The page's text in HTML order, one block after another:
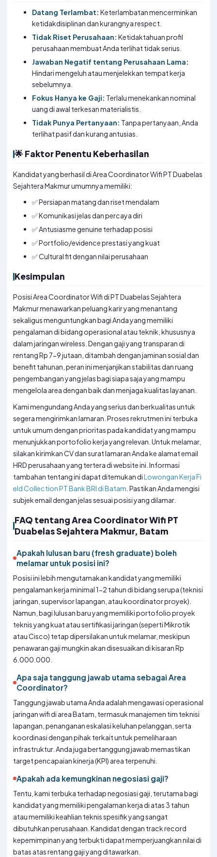
Datang Terlambat: Keterlambatan mencerminkan
ketidakdisiplinan dan kurangnya respect.
Tidak Riset Perusahaan: Ketidaktahuan profil
perusahaan membuat Anda terlihat tidak serius.
Jawaban Negatif tentang Perusahaan Lama:
Hindari mengeluh atau menjelekkan tempat kerja
sebelumnya.
Fokus Hanya ke Gaji: Terlalu menekankan nominal
uang di awal terkesan materialistis.
Tidak Punya Pertanyaan: Tanpa pertanyaan, Anda
terlihat pasif dan kurang antusias.
🌟 Faktor Penentu Keberhasilan
Kandidat yang berhasil di Area Coordinator Wifi PT Duabelas
Sejahtera Makmur umumnya memiliki:
✅ Persiapan matang dan riset mendalam
✅ Komunikasi jelas dan percaya diri
✅ Antusiasme genuine terhadap posisi
✅ Portfolio/evidence prestasi yang kuat
✅ Cultural fit dengan nilai perusahaan
Kesimpulan
Posisi Area Coordinator Wifi di PT Duabelas Sejahtera
Makmur menawarkan peluang karir yang menantang
sekaligus menguntungkan bagi Anda yang memiliki
pengalaman di bidang operasional atau teknik, khususnya
dalam jaringan wireless. Dengan gaji yang transparan di
rentang Rp 7-9 jutaan, ditambah dengan jaminan sosial dan
benefit tahunan, peran ini menjanjikan stabilitas dan ruang
pengembangan yang jelas bagi siapa saja yang mampu
mengelola area dengan baik dan menjaga kualitas layanan.
Kami mengundang Anda yang serius dan berkualitas untuk
segera mengirimkan lamaran. Proses rekrutmen ini terbuka
untuk umum dengan prioritas pada kandidat yang mampu
menunjukkan portofolio kerja yang relevan. Untuk melamar,
silakan kirimkan CV dan surat lamaran Anda ke alamat email
HRD perusahaan yang tertera di website ini. Informasi
tambahan tentang ini dapat ditemukan diLowongan Kerja Fi
eld Collection PT Bank BRI di Batam . Pastikan Anda mengisi
subjek email dengan jelas sesuai posisi yang dilamar.
FAQ tentang Area Coordinator Wifi PT
Duabelas Sejahtera Makmur, Batam
Apakah lulusan baru (fresh graduate) boleh
melamar untuk posisi ini?
Posisi ini lebih mengutamakan kandidat yang memiliki
pengalaman kerja minimal 1-2 tahun di bidang serupa (teknisi
jaringan, supervisor lapangan, atau koordinator proyek).
Namun, bagi lulusan baru yang memiliki portofolio proyek
teknis yang kuat atau sertifikasi jaringan (seperti Mikrotik
atau Cisco) tetap dipersilakan untuk melamar, meskipun
penawaran gaji mungkin akan disesuaikan di kisaran Rp
6.000.000.
Apa saja tanggung jawab utama sebagai Area
Coordinator?
Tanggung jawab utama Anda adalah mengawasi operasional
jaringan wifi di area Batam, termasuk manajemen tim teknisi
lapangan, penanganan eskalasi keluhan pelanggan, serta
koordinasi dengan pihak terkait untuk pemeliharaan
infrastruktur. Anda juga bertanggung jawab memastikan
target pencapaian kinerja (KPI) area terpenuhi.
Apakah ada kemungkinan negosiasi gaji?
Tentu, kami terbuka terhadap negosiasi gaji, terutama bagi
kandidat yang memiliki pengalaman kerja di atas 3 tahun
atau memiliki keahlian teknis spesifik yang sangat
dibutuhkan perusahaan. Kandidat dengan track record
kepemimpinan yang terbukti dapat memperjuangkan nilai di
batas atas rentang gaji yang ditawarkan.